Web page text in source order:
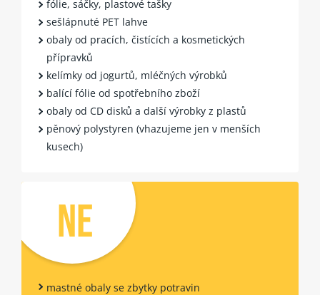
fólie, sáčky, plastové tašky
sešlápnuté PET lahve
obaly od pracích, čistících a kosmetických
přípravků
kelímky od jogurtů, mléčných výrobků
balící fólie od spotřebního zboží
obaly od CD disků a další výrobky z plastů
pěnový polystyren (vhazujeme jen v menších
kusech)
NE
mastné obaly se zbytky potravin